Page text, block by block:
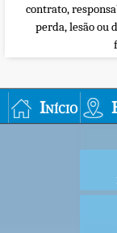
contrato,
perda, lesão ou
Início